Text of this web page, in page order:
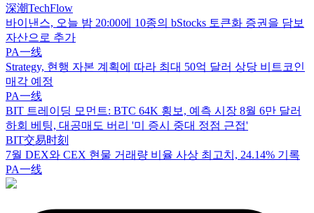
深潮TechFlow
바이낸스, 오늘 밤 20:00에 10종의 bStocks 토큰화 증권을 담보
자산으로 추가
PA一线
Strategy, 현행 자본 계획에 따라 최대 50억 달러 상당 비트코인
매각 예정
PA一线
BIT 트레이딩 모먼트: BTC 64K 횡보, 예측 시장 8월 6만 달러
하회 베팅, 대공매도 버리 '미 증시 중대 정점 근접'
BIT交易时刻
7월 DEX와 CEX 현물 거래량 비율 사상 최고치, 24.14% 기록
PA一线